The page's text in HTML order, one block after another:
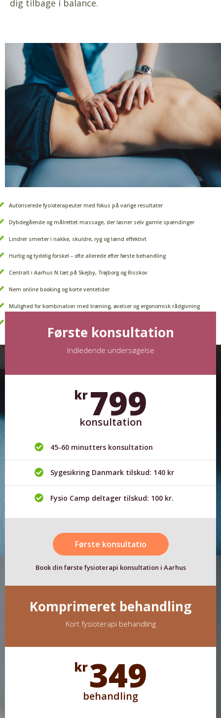
dig tilbage i balance.
Autoriserede fysioterapeuter med fokus på varige resultater
Dybdegående og målrettet massage, der løsner selv gamle spændinger
Lindrer smerter i nakke, skuldre, ryg og lænd effektivt
Hurtig og tydelig forskel – ofte allerede efter første behandling
Centralt i Aarhus N tæt på Skejby, Trøjborg og Risskov
Nem online booking og korte ventetider
Mulighed for kombination med træning, øvelser og ergonomisk rådgivning
Første konsultation
Indledende undersøgelse
kr799
konsultation
45-60 minutters konsultation
Sygesikring Danmark tilskud: 140 kr
Fysio Camp deltager tilskud: 100 kr.
Første konsultatio
Book din første fysioterapi konsultation i Aarhus
Komprimeret behandling
Kort fysioterapi behandling
kr349
behandling